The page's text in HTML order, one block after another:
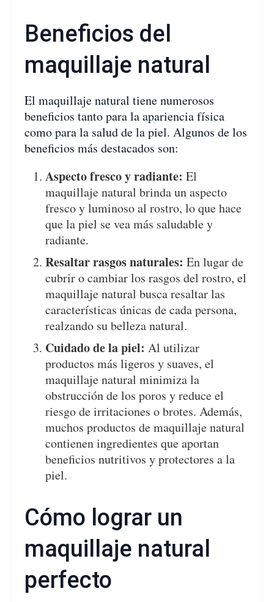
Beneficios del
maquillaje natural
El maquillaje natural tiene numerosos
beneficios tanto para la apariencia física
como para la salud de la piel. Algunos de los
beneficios más destacados son:
Aspecto fresco y radiante: El
maquillaje natural brinda un aspecto
fresco y luminoso al rostro, lo que hace
que la piel se vea más saludable y
radiante.
Resaltar rasgos naturales: En lugar de
cubrir o cambiar los rasgos del rostro, el
maquillaje natural busca resaltar las
características únicas de cada persona,
realzando su belleza natural.
Cuidado de la piel: Al utilizar
productos más ligeros y suaves, el
maquillaje natural minimiza la
obstrucción de los poros y reduce el
riesgo de irritaciones o brotes. Además,
muchos productos de maquillaje natural
contienen ingredientes que aportan
beneficios nutritivos y protectores a la
piel.
Cómo lograr un
maquillaje natural
perfecto